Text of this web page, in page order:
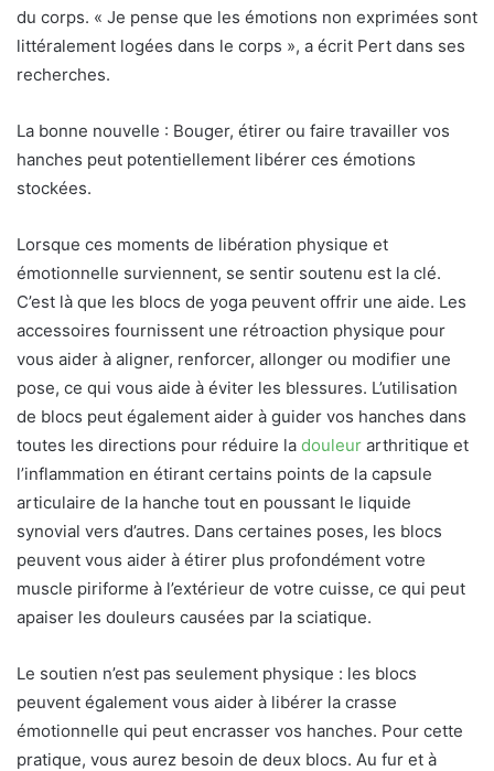
du corps. « Je pense que les émotions non exprimées sont
littéralement logées dans le corps », a écrit Pert dans ses
recherches.
La bonne nouvelle : Bouger, étirer ou faire travailler vos
hanches peut potentiellement libérer ces émotions
stockées.
Lorsque ces moments de libération physique et
émotionnelle surviennent, se sentir soutenu est la clé.
C’est là que les blocs de yoga peuvent offrir une aide. Les
accessoires fournissent une rétroaction physique pour
vous aider à aligner, renforcer, allonger ou modifier une
pose, ce qui vous aide à éviter les blessures. L’utilisation
de blocs peut également aider à guider vos hanches dans
toutes les directions pour réduire la douleur arthritique et
l’inflammation en étirant certains points de la capsule
articulaire de la hanche tout en poussant le liquide
synovial vers d’autres. Dans certaines poses, les blocs
peuvent vous aider à étirer plus profondément votre
muscle piriforme à l’extérieur de votre cuisse, ce qui peut
apaiser les douleurs causées par la sciatique.
Le soutien n’est pas seulement physique : les blocs
peuvent également vous aider à libérer la crasse
émotionnelle qui peut encrasser vos hanches. Pour cette
pratique, vous aurez besoin de deux blocs. Au fur et à